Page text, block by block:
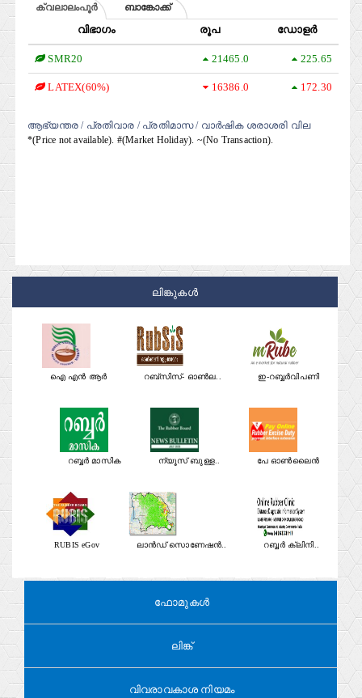
ക്വലാലംപൂര്‍ ബാങ്കോക്ക്
വിഭാഗം രൂപ ഡോളർ
SMR20 21465.0 225.65
LATEX(60%) 16386.0 172.30
ആഭ്യന്തര / പ്രതിവാര / പ്രതിമാസ/ വാർഷിക ശരാശരി വില
*(Price not available). #(Market Holiday). ~(No Transaction).
ലിങ്കുകൾ
ഇ-റബ്ബർവിപണി
റബ്സിസ്- ഓൺല..
ഐ എൻ ആർ
പേ ഓൺലൈൻ
ന്യൂസ് ബുള്ള..
റബ്ബർ മാസിക
റബ്ബർ ക്ലിനി..
ലാൻഡ് സൊണേഷൻ..
RUBIS eGov
ഫോമുകൾ
ലിങ്ക്
വിവരാവകാശ നിയമം